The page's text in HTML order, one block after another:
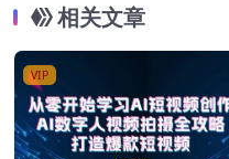
相关文章
VIP